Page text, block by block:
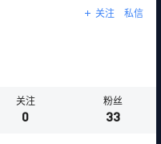
关注 私信
关注
0
粉丝
33